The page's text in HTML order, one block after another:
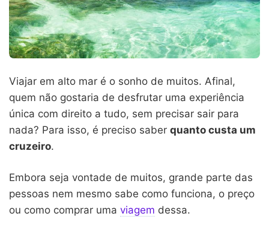
Viajar em alto mar é o sonho de muitos. Afinal,
quem não gostaria de desfrutar uma experiência
única com direito a tudo, sem precisar sair para
nada? Para isso, é preciso saber quanto custa um
cruzeiro.
Embora seja vontade de muitos, grande parte das
pessoas nem mesmo sabe como funciona, o preço
ou como comprar uma viagem dessa.